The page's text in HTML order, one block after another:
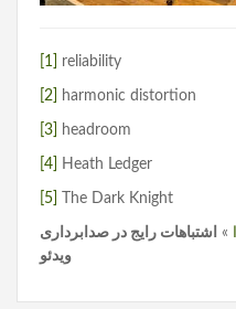
[1] reliability
[2] harmonic distortion
[3] headroom
[4] Heath Ledger
[5] The Dark Knight
»
اشتباهات رایج در صدابرداری
ویدئو